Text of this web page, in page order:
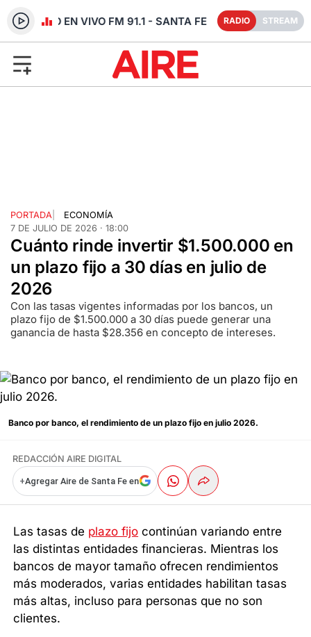
RADIO EN VIVO FM 91.1 - SANTA FE RADIO STREAM
PORTADA
ECONOMÍA
7 DE JULIO DE 2026 · 18:00
Cuánto rinde invertir $1.500.000 en
un plazo fijo a 30 días en julio de
2026
Con las tasas vigentes informadas por los bancos, un
plazo fijo de $1.500.000 a 30 días puede generar una
ganancia de hasta $28.356 en concepto de intereses.
Banco por banco, el rendimiento de un plazo fijo en julio 2026.
REDACCIÓN AIRE DIGITAL
+Agregar Aire de Santa Fe en
Las tasas de plazo fijo continúan variando entre
las distintas entidades financieras. Mientras los
bancos de mayor tamaño ofrecen rendimientos
más moderados, varias entidades habilitan tasas
más altas, incluso para personas que no son
clientes.